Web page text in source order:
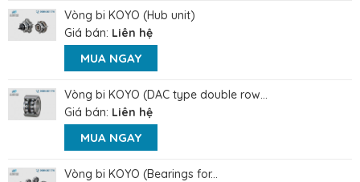
Vòng bi KOYO (Hub unit)
Giá bán: Liên hệ
MUA NGAY
Vòng bi KOYO (DAC type double row...
Giá bán: Liên hệ
MUA NGAY
Vòng bi KOYO (Bearings for...